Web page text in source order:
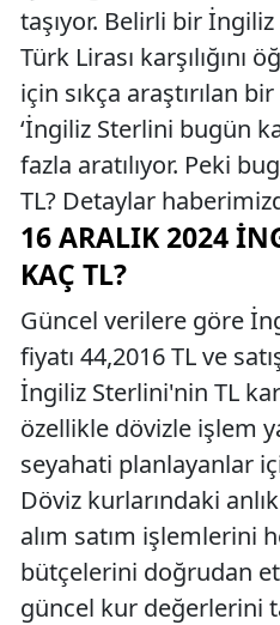
taşıyor. Belirli bir
Türk Lirası karşılığını
için sıkça araştırılan
‘İngiliz Sterlini bugün
fazla aratılıyor. Peki
TL? Detaylar
16 ARALIK 2024
KAÇ TL?
Güncel verilere göre
fiyatı 44,2016 TL ve
İngiliz Sterlini'nin TL
özellikle dövizle işlem
seyahati planlayanlar
Döviz kurlarındaki
alım satım işlemlerini
bütçelerini doğrudan
güncel kur değerlerini